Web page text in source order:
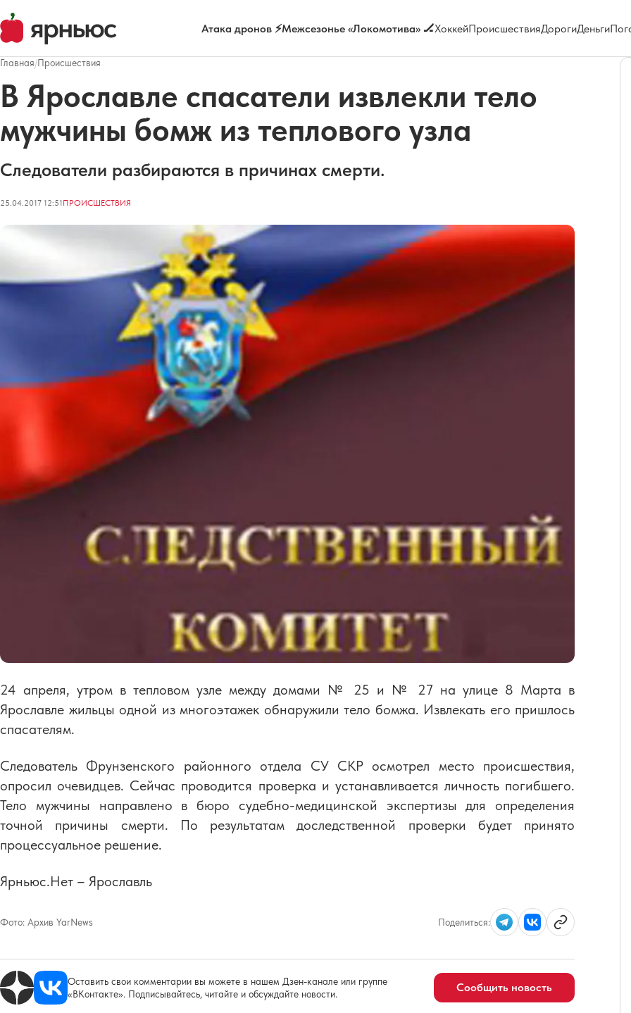
Атака дронов ⚡Межсезонье «Локомотива» 🏒ХоккейПроисшествияДорогиДеньги
Главная/Происшествия
В Ярославле спасатели извлекли тело
мужчины бомж из теплового узла
Следователи разбираются в причинах смерти.
25.04.2017 12:51ПРОИСШЕСТВИЯ
24 апреля, утром в тепловом узле между домами № 25 и № 27 на улице 8 Марта в
Ярославле жильцы одной из многоэтажек обнаружили тело бомжа. Извлекать его пришлось
спасателям.
Следователь Фрунзенского районного отдела СУ СКР осмотрел место происшествия,
опросил очевидцев. Сейчас проводится проверка и устанавливается личность погибшего.
Тело мужчины направлено в бюро судебно-медицинской экспертизы для определения
точной причины смерти. По результатам доследственной проверки будет принято
процессуальное решение.
Ярньюс.Нет – Ярославль
Фото: Архив YarNews Поделиться:
Оставить свои комментарии вы можете в нашем Дзен-канале или группе
«ВКонтакте». Подписывайтесь, читайте и обсуждайте новости.
Сообщить новость